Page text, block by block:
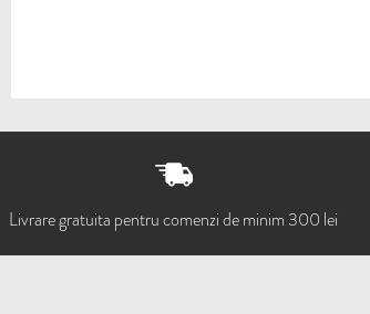
Livrare gratuita pentru comenzi de minim 300 lei